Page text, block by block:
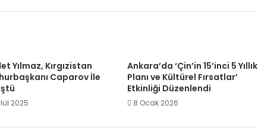
Yılmaz, Kırgızistan
Caparov İle
2025
Ankara’da ‘Çin’in 15’inci 5 Yıllık
Planı ve Kültürel Fırsatlar’
Etkinliği Düzenlendi
8 Ocak 2026